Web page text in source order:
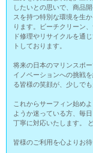
したいとの思いで、商品
スを持つ特別な環境を生
ります。ビーチクリーン
ド修理やリサイクルを通
トしております。
将来の日本のマリンスポ
イノベーションへの挑戦
る皆様の笑顔が、少しで
これからサーフィン始め
ようか迷っている方、毎
丁寧に対応いたします。
皆様のご利用を心よりお待